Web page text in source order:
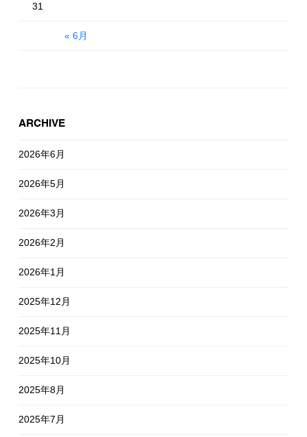
« 6月
31
ARCHIVE
2026年6月
2026年5月
2026年3月
2026年2月
2026年1月
2025年12月
2025年11月
2025年10月
2025年8月
2025年7月